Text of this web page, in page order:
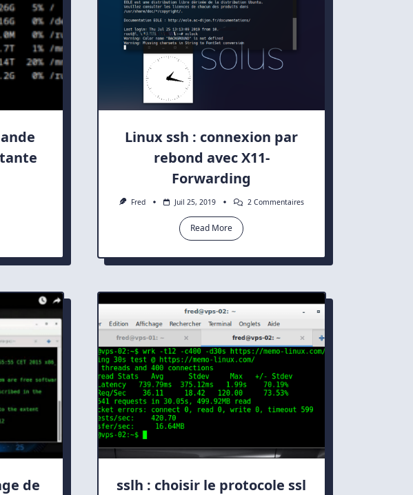
Linux ssh : connexion par
rebond avec X11-
Forwarding
Fred Juil 25, 2019 2 CommentairesSur
Rebond
Forwarding
Read More
de
sslh : choisir le protocole ssl